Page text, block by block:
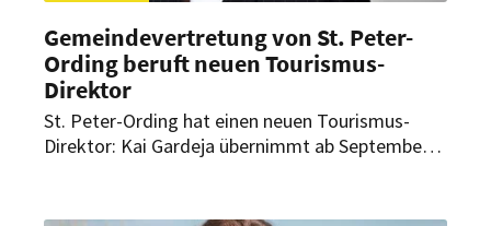
Gemeindevertretung von St. Peter-
Ording beruft neuen Tourismus-
Direktor
St. Peter-Ording hat einen neuen Tourismus-
Direktor: Kai Gardeja übernimmt ab September